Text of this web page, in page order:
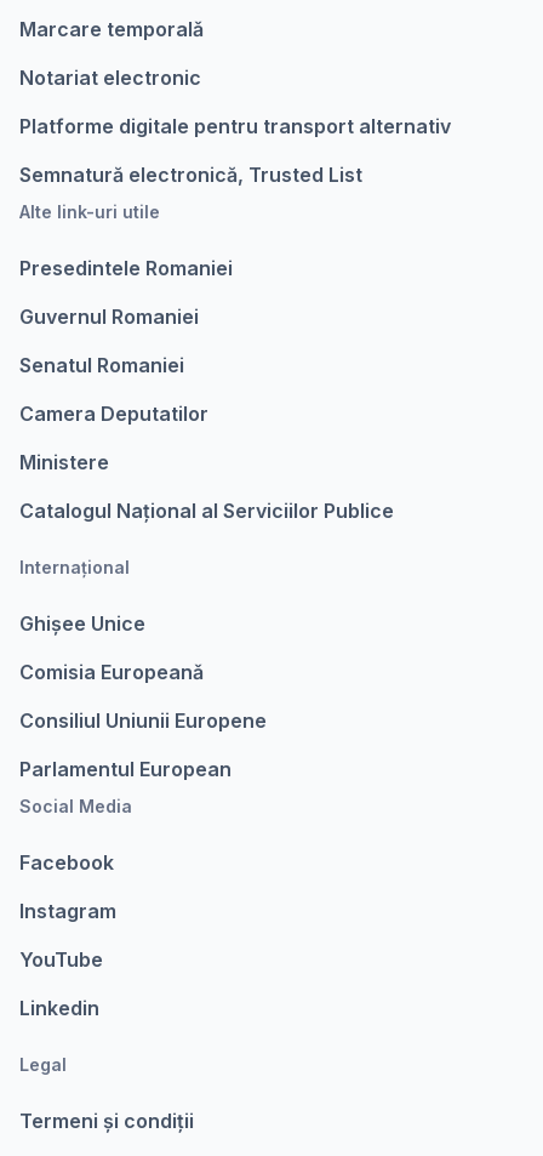
Marcare temporalǎ
Notariat electronic
Platforme digitale pentru transport alternativ
Semnatură electronică, Trusted List
Alte link-uri utile
Presedintele Romaniei
Guvernul Romaniei
Senatul Romaniei
Camera Deputatilor
Ministere
Catalogul Național al Serviciilor Publice
Internațional
Ghișee Unice
Comisia Europeanǎ
Consiliul Uniunii Europene
Parlamentul European
Social Media
Facebook
Instagram
YouTube
Linkedin
Legal
Termeni şi condiții